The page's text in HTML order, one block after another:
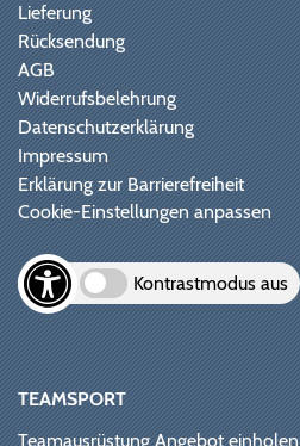
Lieferung
Rücksendung
AGB
Widerrufsbelehrung
Datenschutzerklärung
Impressum
Erklärung zur Barrierefreiheit
Cookie-Einstellungen anpassen
Kontrastmodus aus
TEAMSPORT
Teamausrüstung Angebot einholen